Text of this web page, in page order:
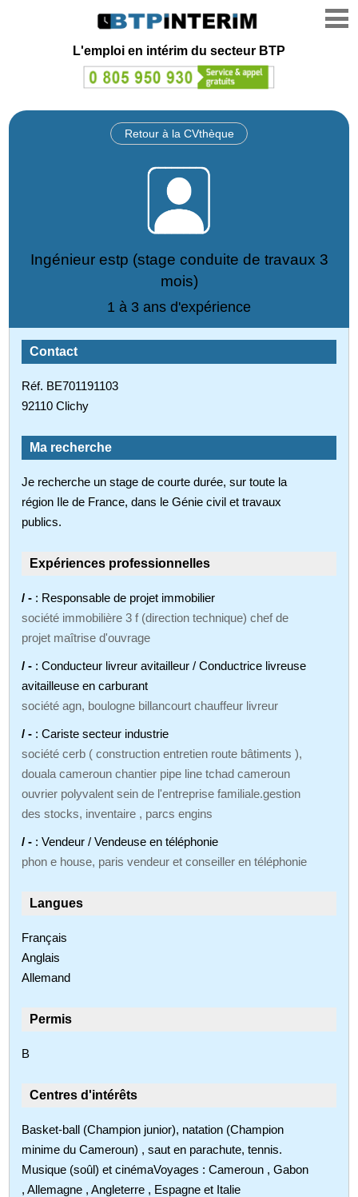
L'emploi en intérim du secteur BTP
Retour à la CVthèque
Ingénieur estp (stage conduite de travaux 3
mois)
1 à 3 ans d'expérience
Contact
Réf. BE701191103
92110 Clichy
Ma recherche
Je recherche un stage de courte durée, sur toute la
région Ile de France, dans le Génie civil et travaux
publics.
Expériences professionnelles
/ - : Responsable de projet immobilier
société immobilière 3 f (direction technique) chef de
projet maîtrise d'ouvrage
/ - : Conducteur livreur avitailleur / Conductrice livreuse
avitailleuse en carburant
société agn, boulogne billancourt chauffeur livreur
/ - : Cariste secteur industrie
société cerb ( construction entretien route bâtiments ),
douala cameroun chantier pipe line tchad cameroun
ouvrier polyvalent sein de l'entreprise familiale.gestion
des stocks, inventaire , parcs engins
/ - : Vendeur / Vendeuse en téléphonie
phon e house, paris vendeur et conseiller en téléphonie
Langues
Français
Anglais
Allemand
Permis
B
Centres d'intérêts
Basket-ball (Champion junior), natation (Champion
minime du Cameroun) , saut en parachute, tennis.
Musique (soûl) et cinémaVoyages : Cameroun , Gabon
, Allemagne , Angleterre , Espagne et Italie